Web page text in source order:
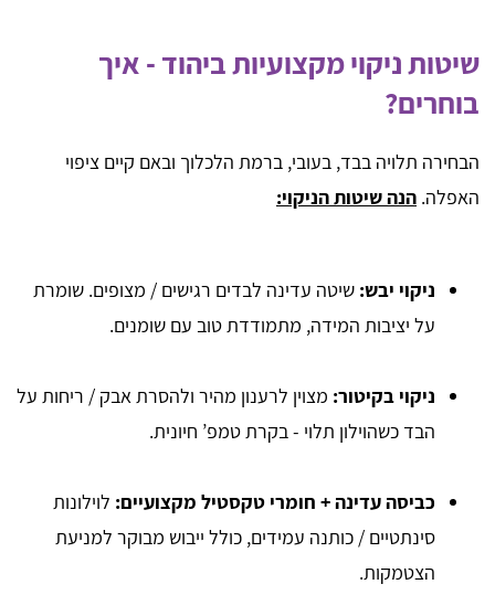
שיטות ניקוי מקצועיות ביהוד - איך
בוחרים?
הבחירה תלויה בבד, בעובי, ברמת הלכלוך ובאם קיים ציפוי
האפלה. הנה שיטות הניקוי:
ניקוי יבש: שיטה עדינה לבדים רגישים / מצופים. שומרת
על יציבות המידה, מתמודדת טוב עם שומנים.
ניקוי בקיטור: מצוין לרענון מהיר ולהסרת אבק / ריחות על
הבד כשהוילון תלוי - בקרת טמפ’ חיונית.
כביסה עדינה + חומרי טקסטיל מקצועיים: לוילונות
סינתטיים / כותנה עמידים, כולל ייבוש מבוקר למניעת
הצטמקות.